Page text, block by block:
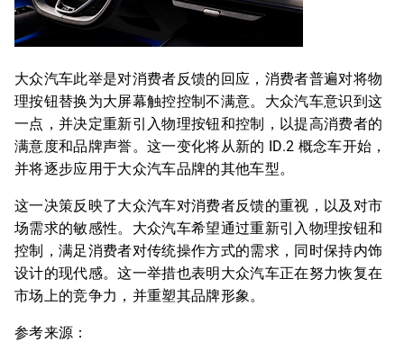
大众汽车此举是对消费者反馈的回应，消费者普遍对将物
理按钮替换为大屏幕触控控制不满意。大众汽车意识到这
一点，并决定重新引入物理按钮和控制，以提高消费者的
满意度和品牌声誉。这一变化将从新的 ID.2 概念车开始，
并将逐步应用于大众汽车品牌的其他车型。
这一决策反映了大众汽车对消费者反馈的重视，以及对市
场需求的敏感性。大众汽车希望通过重新引入物理按钮和
控制，满足消费者对传统操作方式的需求，同时保持内饰
设计的现代感。这一举措也表明大众汽车正在努力恢复在
市场上的竞争力，并重塑其品牌形象。
参考来源：